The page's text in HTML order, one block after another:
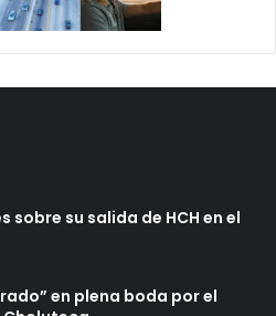
sobre su salida de HCH en el
en plena boda por el